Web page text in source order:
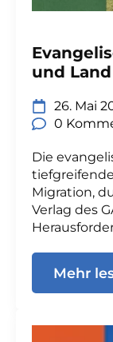
und Land
26. Mai
0
Die
Migration,
Verlag des
Mehr